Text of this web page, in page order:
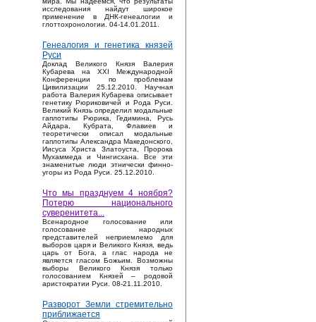
исследования найдут широкое
применение в ДНК-генеалогии и
глоттохронологии. 04-14.01.2011.
Генеалогия и генетика князей
Руси
Доклад Великого Князя Валерия
Кубарева на XXI Международной
Конференции по проблемам
Цивилизации 25.12.2010. Научная
работа Валерия Кубарева описывает
генетику Рюриковичей и Рода Руси.
Великий Князь определил модальные
гаплотипы Рюрика, Гедимина, Русь
Айдара, Кубрата, Флавиев и
теоретически описал модальные
гаплотипы Александра Македонского,
Иисуса Христа Златоуста, Пророка
Мухаммеда и Чингисхана. Все эти
знаменитые люди этнически финно-
угоры из Рода Руси. 25.12.2010.
Что мы празднуем 4 ноября?
Потерю национального
суверенитета...
Bсенародное голосование или
голосование народных
представителей неприемлемо для
выборов царя и Великого Князя, ведь
царь от Бога, а глас народа не
является гласом Божьим. Возможны
выборы Великого Князя только
голосованием Князей – родовой
аристократии Руси. 08-21.11.2010.
Разворот Земли стремительно
приближается